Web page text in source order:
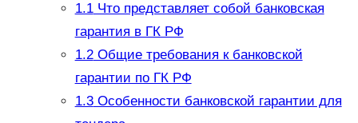
1.1Что представляет собой банковская
гарантия в ГК РФ
1.2Общие требования к банковской
гарантии по ГК РФ
1.3Особенности банковской гарантии для